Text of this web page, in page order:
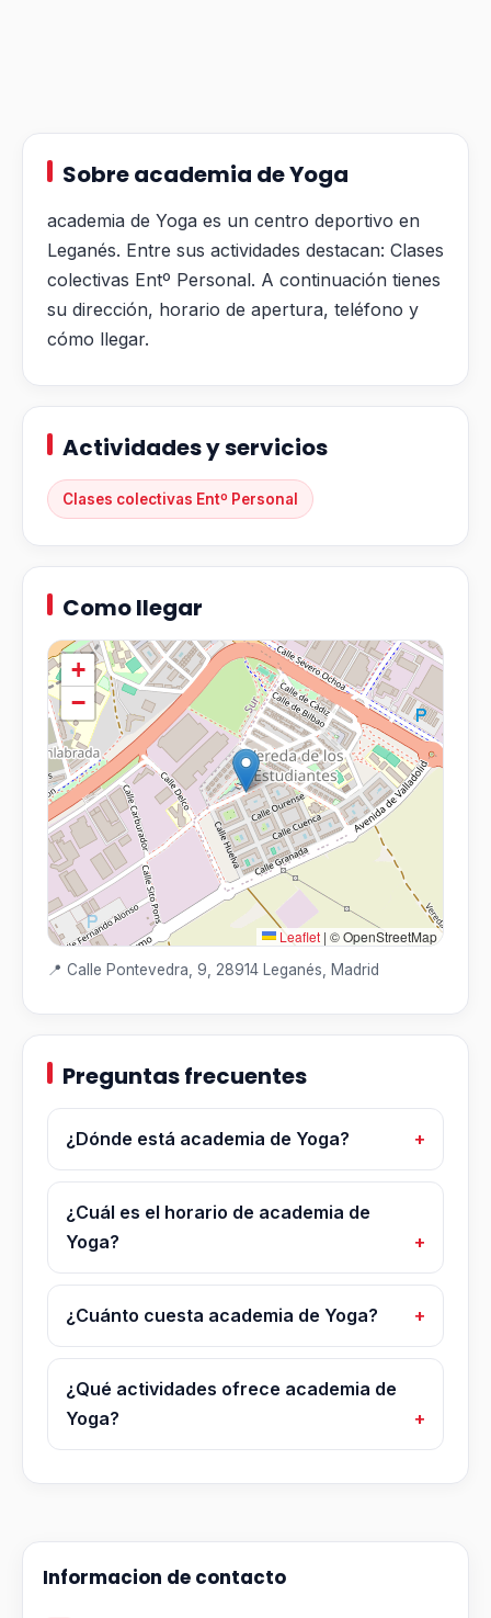
Sobre academia de Yoga
academia de Yoga es un centro deportivo en
Leganés. Entre sus actividades destacan: Clases
colectivas Entº Personal. A continuación tienes
su dirección, horario de apertura, teléfono y
cómo llegar.
Actividades y servicios
Clases colectivas Entº Personal
Como llegar
+
−
Leaflet | © OpenStreetMap
📍 Calle Pontevedra, 9, 28914 Leganés, Madrid
Preguntas frecuentes
¿Dónde está academia de Yoga?
¿Cuál es el horario de academia de
Yoga?
¿Cuánto cuesta academia de Yoga?
¿Qué actividades ofrece academia de
Yoga?
Informacion de contacto